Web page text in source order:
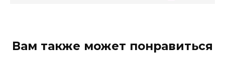
Вам также может понравиться